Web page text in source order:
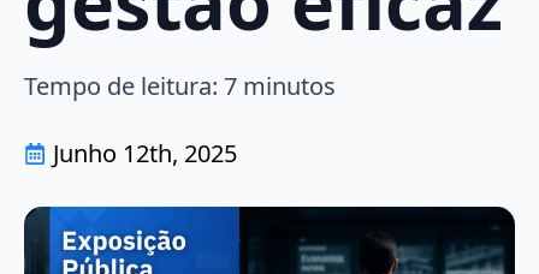
Tempo de leitura: 7 minutos
Junho 12th, 2025